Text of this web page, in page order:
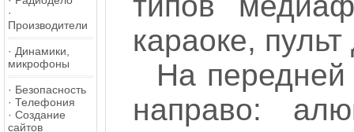
·
Производители
· Динамики,
микрофоны
· Безопасность
· Телефония
· Создание
сайтов
караоке,
На передней
направо: